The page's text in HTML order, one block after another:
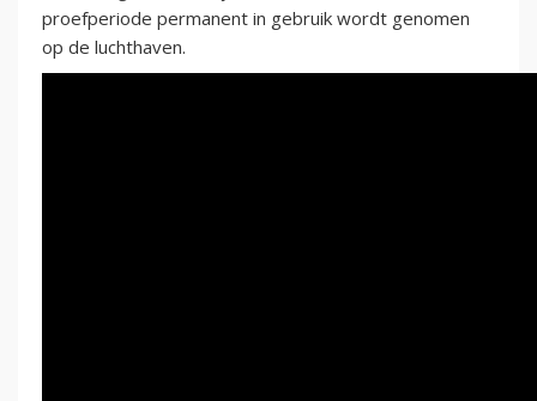
proefperiode permanent in gebruik wordt genomen
op de luchthaven.